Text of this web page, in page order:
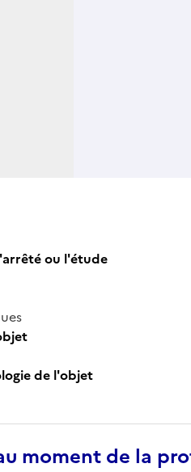
ou l'étude
de l'objet
moment de la